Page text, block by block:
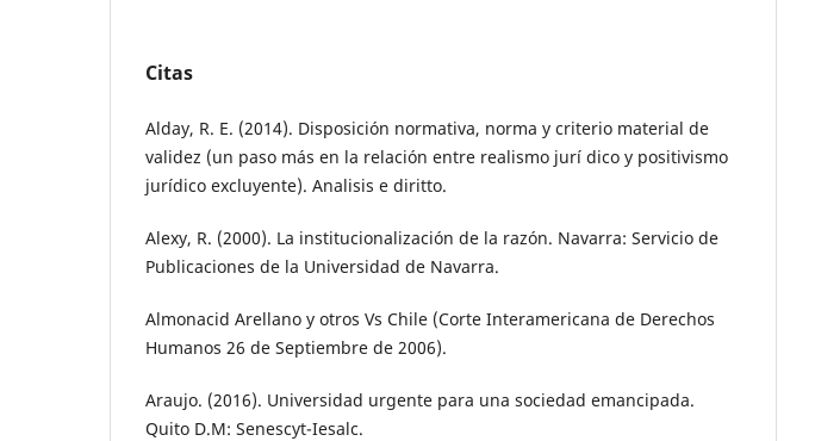
Citas
Alday, R. E. (2014). Disposición normativa, norma y criterio material de
validez (un paso más en la relación entre realismo jurí dico y positivismo
jurídico excluyente). Analisis e diritto.
Alexy, R. (2000). La institucionalización de la razón. Navarra: Servicio de
Publicaciones de la Universidad de Navarra.
Almonacid Arellano y otros Vs Chile (Corte Interamericana de Derechos
Humanos 26 de Septiembre de 2006).
Araujo. (2016). Universidad urgente para una sociedad emancipada.
Quito D.M: Senescyt-Iesalc.